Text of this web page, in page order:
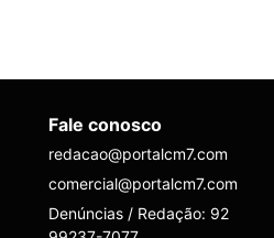
Fale conosco
redacao@portalcm7.com
comercial@portalcm7.com
Denúncias / Redação: 92